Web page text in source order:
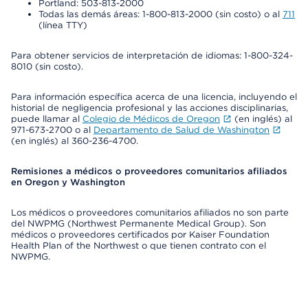
Portland: 503-813-2000
Todas las demás áreas: 1-800-813-2000 (sin costo) o al 711
(línea TTY)
Para obtener servicios de interpretación de idiomas: 1-800-324-
8010 (sin costo).
Para información específica acerca de una licencia, incluyendo el
historial de negligencia profesional y las acciones disciplinarias,
puede llamar al Colegio de Médicos de Oregon
(en inglés) al
971-673-2700 o al Departamento de Salud de Washington
(en inglés) al 360-236-4700.
Remisiones a médicos o proveedores comunitarios afiliados
en Oregon y Washington
Los médicos o proveedores comunitarios afiliados no son parte
del NWPMG (Northwest Permanente Medical Group). Son
médicos o proveedores certificados por Kaiser Foundation
Health Plan of the Northwest o que tienen contrato con el
NWPMG.